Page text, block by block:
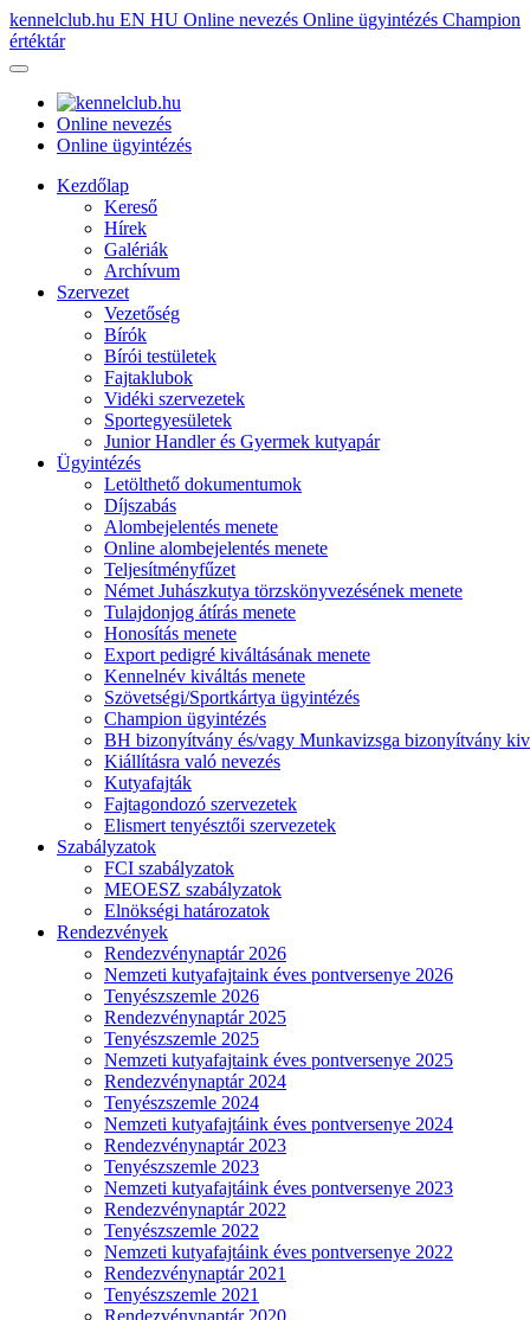
kennelclub.hu EN HU Online nevezés Online ügyintézés Champion
értéktár
Online nevezés
Online ügyintézés
Kezdőlap
Kereső
Hírek
Galériák
Archívum
Szervezet
Vezetőség
Bírók
Bírói testületek
Fajtaklubok
Vidéki szervezetek
Sportegyesületek
Junior Handler és Gyermek kutyapár
Ügyintézés
Letölthető dokumentumok
Díjszabás
Alombejelentés menete
Online alombejelentés menete
Teljesítményfűzet
Német Juhászkutya törzskönyvezésének menete
Tulajdonjog átírás menete
Honosítás menete
Export pedigré kiváltásának menete
Kennelnév kiváltás menete
Szövetségi/Sportkártya ügyintézés
Champion ügyintézés
BH bizonyítvány és/vagy Munkavizsga bizonyítvány
Kiállításra való nevezés
Kutyafajták
Fajtagondozó szervezetek
Elismert tenyésztői szervezetek
Szabályzatok
FCI szabályzatok
MEOESZ szabályzatok
Elnökségi határozatok
Rendezvények
Rendezvénynaptár 2026
Nemzeti kutyafajtaink éves pontversenye 2026
Tenyészszemle 2026
Rendezvénynaptár 2025
Tenyészszemle 2025
Nemzeti kutyafajtaink éves pontversenye 2025
Rendezvénynaptár 2024
Tenyészszemle 2024
Nemzeti kutyafajtáink éves pontversenye 2024
Rendezvénynaptár 2023
Tenyészszemle 2023
Nemzeti kutyafajtáink éves pontversenye 2023
Rendezvénynaptár 2022
Tenyészszemle 2022
Nemzeti kutyafajtáink éves pontversenye 2022
Rendezvénynaptár 2021
Tenyészszemle 2021
Rendezvénynaptár 2020